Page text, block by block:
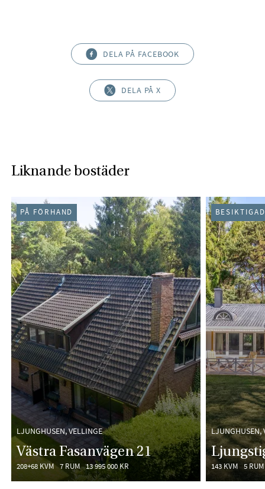
DELA PÅ FACEBOOK
DELA PÅ X
Liknande bostäder
LJUNGHUSEN, VELLINGE
Västra Fasanvägen 21
208+68 KVM 7 RUM 13 995 000 KR
PÅ FÖRHAND
LJUNGHUSEN,
143 KVM 5 RUM
BESIKTIGAD